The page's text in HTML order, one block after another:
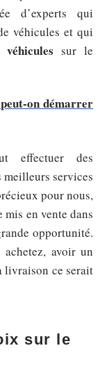
d’experts qui
véhicules et qui
sur le
on démarrer
effectuer des
meilleurs services
pour nous,
en vente dans
opportunité.
avoir un
livraison ce serait
sur le